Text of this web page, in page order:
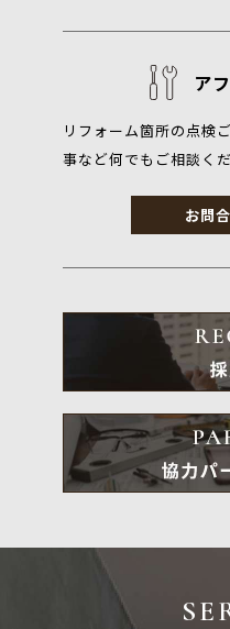
ア
リフォーム箇所の点検
事など何でもご相談くだ
お問